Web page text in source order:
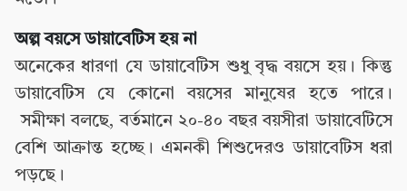
অল্প বয়সে ডায়াবেটিস হয় না
অনেকের ধারণা যে ডায়াবেটিস শুধু বৃদ্ধ বয়সে হয়। কিন্তু
ডায়াবেটিস যে কোনো বয়সের মানুষের হতে পারে।
সমীক্ষা বলছে, বর্তমানে ২০-৪০ বছর বয়সীরা ডায়াবেটিসে
বেশি আক্রান্ত হচ্ছে। এমনকী শিশুদেরও ডায়াবেটিস ধরা
পড়ছে।